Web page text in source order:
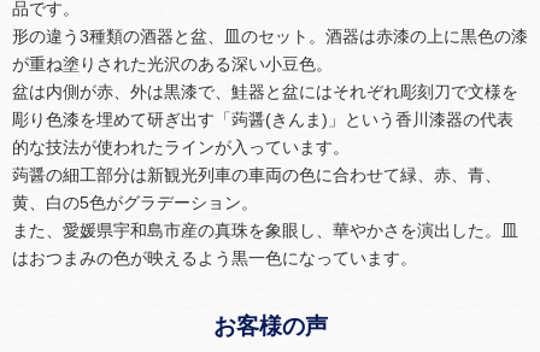
品です。
形の違う3種類の酒器と盆、皿のセット。酒器は赤漆の上に黒色の漆
が重ね塗りされた光沢のある深い小豆色。
盆は内側が赤、外は黒漆で、鮭器と盆にはそれぞれ彫刻刀で文様を
彫り色漆を埋めて研ぎ出す「蒟醤(きんま)」という香川漆器の代表
的な技法が使われたラインが入っています。
蒟醤の細工部分は新観光列車の車両の色に合わせて緑、赤、青、
黄、白の5色がグラデーション。
また、愛媛県宇和島市産の真珠を象眼し、華やかさを演出した。皿
はおつまみの色が映えるよう黒一色になっています。
お客様の声